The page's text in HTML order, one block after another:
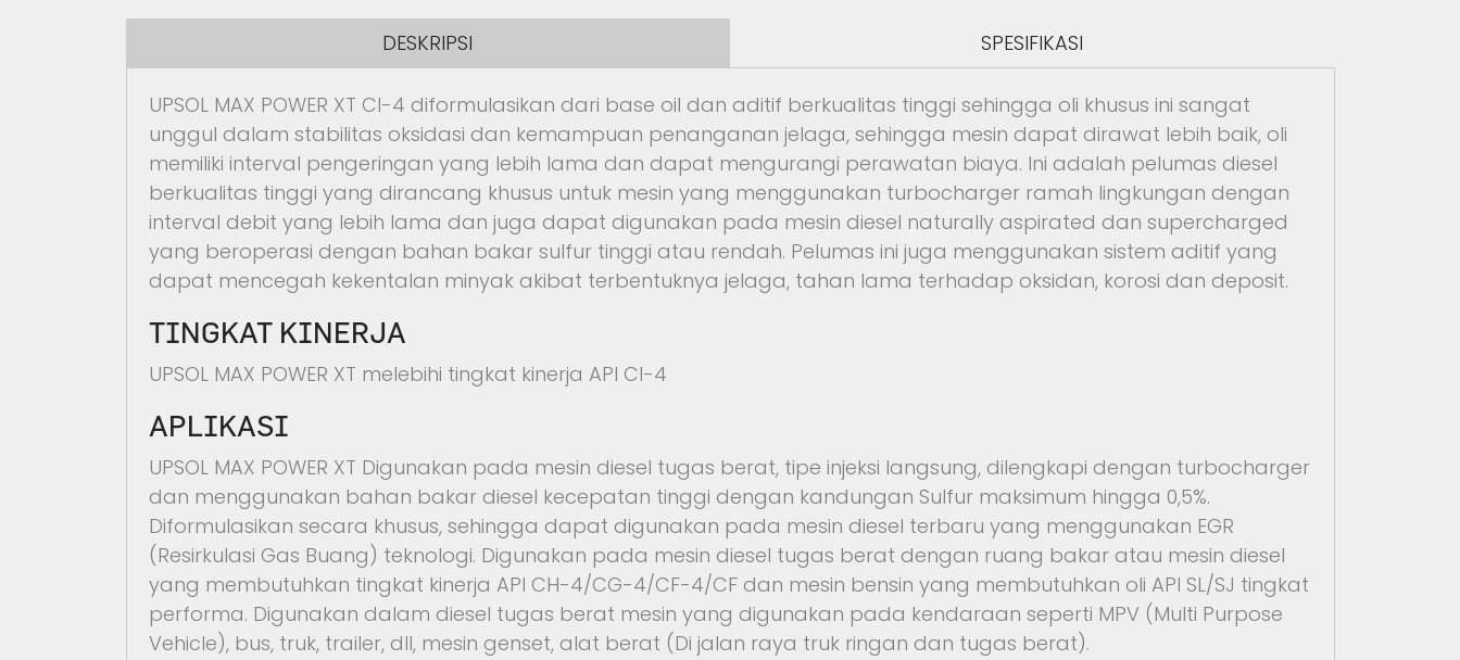
DESKRIPSI SPESIFIKASI
UPSOL MAX POWER XT CI-4 diformulasikan dari base oil dan aditif berkualitas tinggi sehingga oli khusus ini sangat
unggul dalam stabilitas oksidasi dan kemampuan penanganan jelaga, sehingga mesin dapat dirawat lebih baik, oli
memiliki interval pengeringan yang lebih lama dan dapat mengurangi perawatan biaya. Ini adalah pelumas diesel
berkualitas tinggi yang dirancang khusus untuk mesin yang menggunakan turbocharger ramah lingkungan dengan
interval debit yang lebih lama dan juga dapat digunakan pada mesin diesel naturally aspirated dan supercharged
yang beroperasi dengan bahan bakar sulfur tinggi atau rendah. Pelumas ini juga menggunakan sistem aditif yang
dapat mencegah kekentalan minyak akibat terbentuknya jelaga, tahan lama terhadap oksidan, korosi dan deposit.
TINGKAT KINERJA
UPSOL MAX POWER XT melebihi tingkat kinerja API CI-4
APLIKASI
UPSOL MAX POWER XT Digunakan pada mesin diesel tugas berat, tipe injeksi langsung, dilengkapi dengan turbocharger
dan menggunakan bahan bakar diesel kecepatan tinggi dengan kandungan Sulfur maksimum hingga 0,5%.
Diformulasikan secara khusus, sehingga dapat digunakan pada mesin diesel terbaru yang menggunakan EGR
(Resirkulasi Gas Buang) teknologi. Digunakan pada mesin diesel tugas berat dengan ruang bakar atau mesin diesel
yang membutuhkan tingkat kinerja API CH-4/CG-4/CF-4/CF dan mesin bensin yang membutuhkan oli API SL/SJ tingkat
performa. Digunakan dalam diesel tugas berat mesin yang digunakan pada kendaraan seperti MPV (Multi Purpose
Vehicle), bus, truk, trailer, dll, mesin genset, alat berat (Di jalan raya truk ringan dan tugas berat).